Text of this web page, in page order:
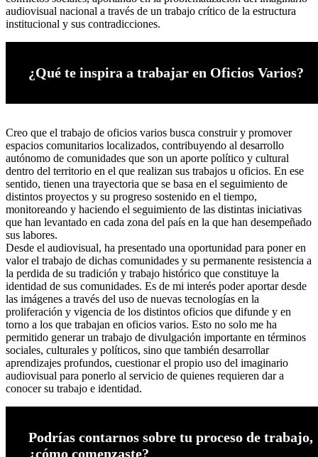
audiovisual nacional a través de un trabajo crítico de la estructura
institucional y sus contradicciones.
¿Qué te inspira a trabajar en Oficios Varios?
Creo que el trabajo de oficios varios busca construir y promover
espacios comunitarios localizados, contribuyendo al desarrollo
autónomo de comunidades que son un aporte político y cultural
dentro del territorio en el que realizan sus trabajos u oficios. En ese
sentido, tienen una trayectoria que se basa en el seguimiento de
distintos proyectos y su progreso sostenido en el tiempo,
monitoreando y haciendo el seguimiento de las distintas iniciativas
que han levantado en cada zona del país en la que han desempeñado
sus labores.
Desde el audiovisual, ha presentado una oportunidad para poner en
valor el trabajo de dichas comunidades y su permanente resistencia a
la perdida de su tradición y trabajo histórico que constituye la
identidad de sus comunidades. Es de mi interés poder aportar desde
las imágenes a través del uso de nuevas tecnologías en la
proliferación y vigencia de los distintos oficios que difunde y en
torno a los que trabajan en oficios varios. Esto no solo me ha
permitido generar un trabajo de divulgación importante en términos
sociales, culturales y políticos, sino que también desarrollar
aprendizajes profundos, cuestionar el propio uso del imaginario
audiovisual para ponerlo al servicio de quienes requieren dar a
conocer su trabajo e identidad.
Podrías contarnos sobre tu proceso de trabajo,
¿cómo comenzaste?